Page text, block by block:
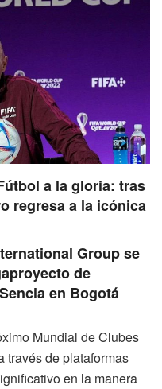
a la gloria: tras
regresa a la icónica
Group se
de
en Bogotá
Mundial de Clubes
través de plataformas
en la manera